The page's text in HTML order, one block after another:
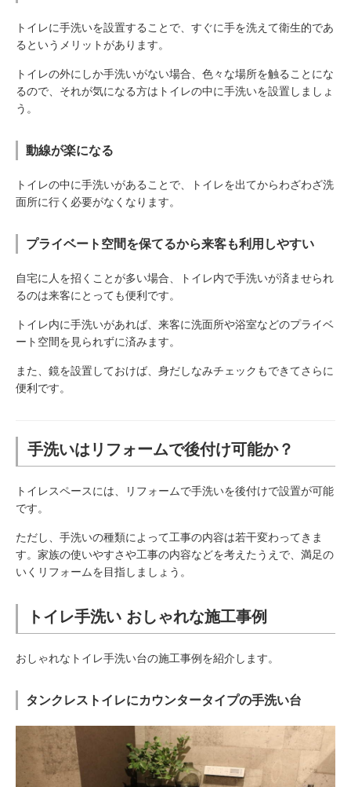
トイレに手洗いを設置することで、すぐに手を洗えて衛生的であ
るというメリットがあります。
トイレの外にしか手洗いがない場合、色々な場所を触ることにな
るので、それが気になる方はトイレの中に手洗いを設置しましょ
う。
動線が楽になる
トイレの中に手洗いがあることで、トイレを出てからわざわざ洗
面所に行く必要がなくなります。
プライベート空間を保てるから来客も利用しやすい
自宅に人を招くことが多い場合、トイレ内で手洗いが済ませられ
るのは来客にとっても便利です。
トイレ内に手洗いがあれば、来客に洗面所や浴室などのプライベ
ート空間を見られずに済みます。
また、鏡を設置しておけば、身だしなみチェックもできてさらに
便利です。
手洗いはリフォームで後付け可能か？
トイレスペースには、リフォームで手洗いを後付けで設置が可能
です。
ただし、手洗いの種類によって工事の内容は若干変わってきま
す。家族の使いやすさや工事の内容などを考えたうえで、満足の
いくリフォームを目指しましょう。
トイレ手洗い おしゃれな施工事例
おしゃれなトイレ手洗い台の施工事例を紹介します。
タンクレストイレにカウンタータイプの手洗い台